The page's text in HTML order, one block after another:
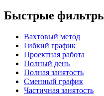
Быстрые
Вахтовый метод
Гибкий график
Проектная работа
Полный день
Полная занятость
Сменный график
Частичная занятость